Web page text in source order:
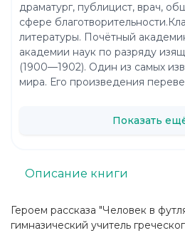
Героем рассказа "Человек в
гимназический учитель
Описание книги
драматург, публицист, врач,
сфере
литературы. Почётный
академии наук по разряду
(1900—1902). Один из самых
мира. Его произведения
Показать